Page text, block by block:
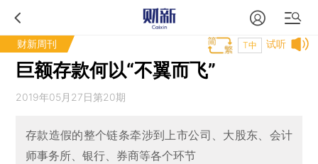
财新周刊 试听
T中
巨额存款何以“不翼而飞”
2019年05月27日第20期
存款造假的整个链条牵涉到上市公司、大股东、会计
师事务所、银行、券商等各个环节